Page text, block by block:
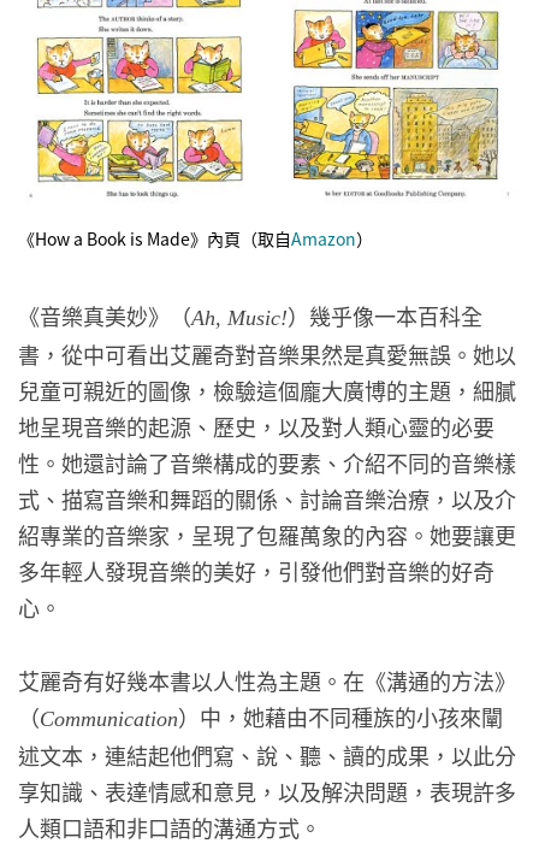
《How a Book is Made》內頁（取自Amazon）
《音樂真美妙》（Ah, Music!）幾乎像一本百科全
書，從中可看出艾麗奇對音樂果然是真愛無誤。她以
兒童可親近的圖像，檢驗這個龐大廣博的主題，細膩
地呈現音樂的起源、歷史，以及對人類心靈的必要
性。她還討論了音樂構成的要素、介紹不同的音樂樣
式、描寫音樂和舞蹈的關係、討論音樂治療，以及介
紹專業的音樂家，呈現了包羅萬象的內容。她要讓更
多年輕人發現音樂的美好，引發他們對音樂的好奇
心。
艾麗奇有好幾本書以人性為主題。在《溝通的方法》
（Communication）中，她藉由不同種族的小孩來闡
述文本，連結起他們寫、說、聽、讀的成果，以此分
享知識、表達情感和意見，以及解決問題，表現許多
人類口語和非口語的溝通方式。